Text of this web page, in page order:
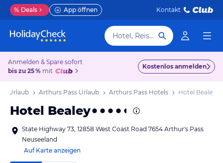
% Deals App öffnen Kontakt
Hotel, Reiseziel
Anmelden & Spare sofort
bis zu 25 % mit
Kostenlos anmelden
Urlaub Arthurs Pass Urlaub Arthurs Pass Hotels Hotel Bealey
Hotel Bealey
State Highway 73, 12858 West Coast Road 7654 Arthur's Pass
Neuseeland
Auf Karte anzeigen